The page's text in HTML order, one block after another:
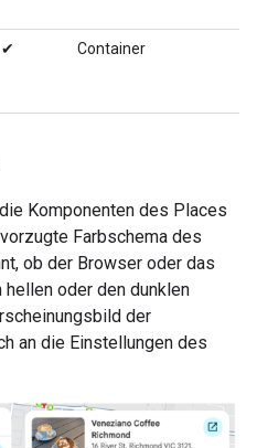
✔ Container
Komponenten des Places
Farbschema des
ob der Browser oder das
oder den dunklen
der
an die Einstellungen des